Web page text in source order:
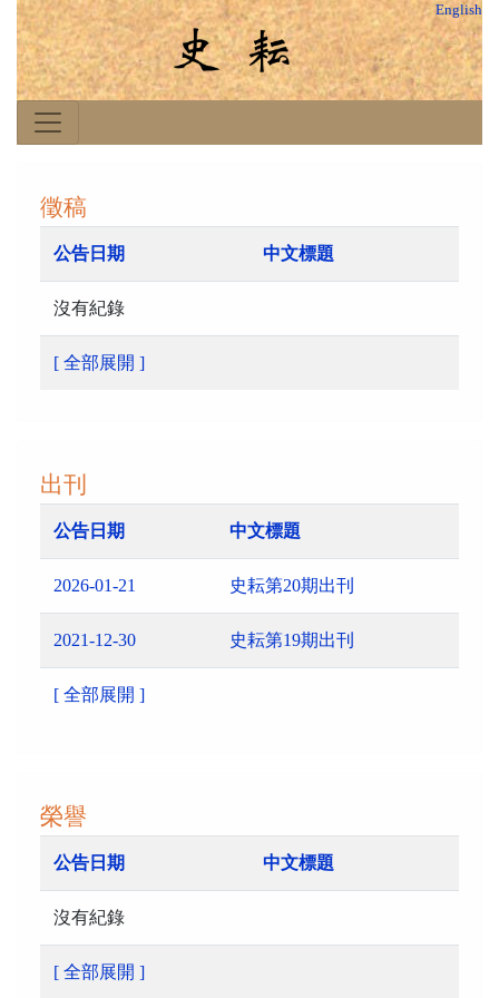
English
徵稿
公告日期 中文標題
沒有紀錄
[ 全部展開 ]
出刊
公告日期 中文標題
2026-01-21 史耘第20期出刊
2021-12-30 史耘第19期出刊
[ 全部展開 ]
榮譽
公告日期 中文標題
沒有紀錄
[ 全部展開 ]